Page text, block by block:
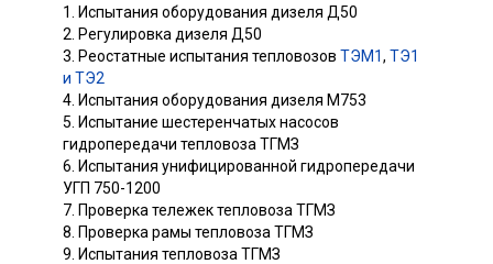
1. Испытания оборудования дизеля Д50
2. Регулировка дизеля Д50
3. Реостатные испытания тепловозов ТЭМ1, ТЭ1
и ТЭ2
4. Испытания оборудования дизеля М753
5. Испытание шестеренчатых насосов
гидропередачи тепловоза ТГМЗ
6. Испытания унифицированной гидропередачи
УГП 750-1200
7. Проверка тележек тепловоза ТГМЗ
8. Проверка рамы тепловоза ТГМЗ
9. Испытания тепловоза ТГМЗ